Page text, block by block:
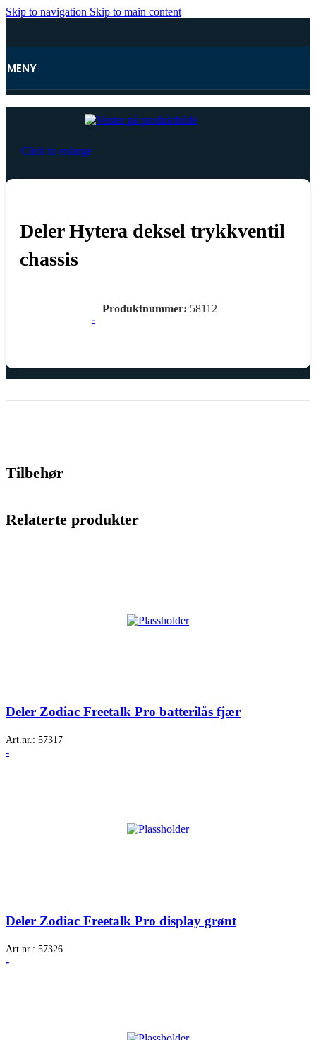
Skip to navigation Skip to main content
MENY
Hjem
Click to enlarge
Deler Hytera deksel trykkventil
chassis
-
Produktnummer: 58112
Tilbehør
Relaterte produkter
Deler Zodiac Freetalk Pro batterilås fjær
Art.nr.: 57317
-
Deler Zodiac Freetalk Pro display grønt
Art.nr.: 57326
-